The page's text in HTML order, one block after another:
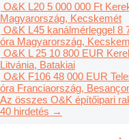
O&K L20 5 000 000 Ft
Magyarország, Kecskemét
O&K L45 kanálmérleggel 8
óra Magyarország,
O&K L 25 10 800 EUR
Litvánia, Batakiai
O&K F106 48 000 EUR
óra Franciaország,
Az összes O&K építőipari
40 hirdetés →